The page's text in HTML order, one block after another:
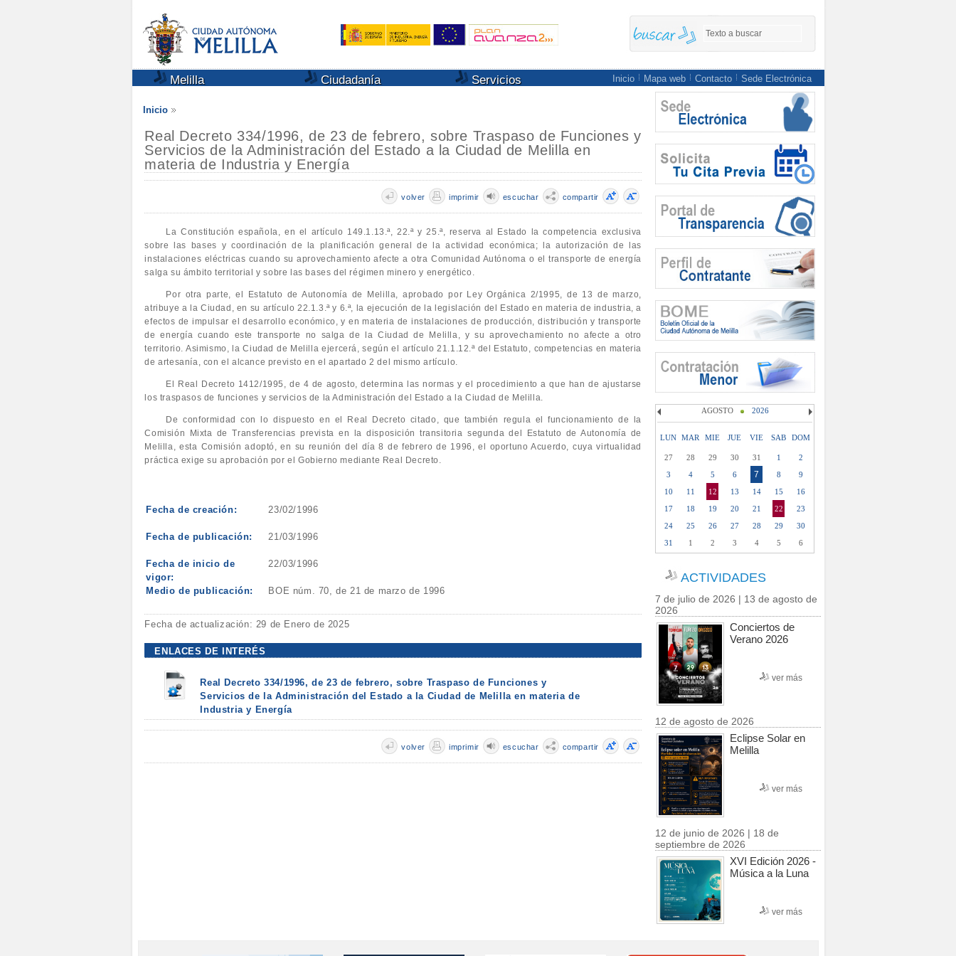
Melilla Ciudadanía Servicios Inicio Mapa web Contacto Sede Electrónica
Inicio
Real Decreto 334/1996, de 23 de febrero, sobre Traspaso de Funciones y
Servicios de la Administración del Estado a la Ciudad de Melilla en
materia de Industria y Energía
compartir
escuchar
imprimir
volver
La Constitución española, en el artículo 149.1.13.ª, 22.ª y 25.ª, reserva al Estado la competencia exclusiva
sobre las bases y coordinación de la planificación general de la actividad económica; la autorización de las
instalaciones eléctricas cuando su aprovechamiento afecte a otra Comunidad Autónoma o el transporte de energía
salga su ámbito territorial y sobre las bases del régimen minero y energético.
Por otra parte, el Estatuto de Autonomía de Melilla, aprobado por Ley Orgánica 2/1995, de 13 de marzo,
atribuye a la Ciudad, en su artículo 22.1.3.ª y 6.ª, la ejecución de la legislación del Estado en materia de industria, a
efectos de impulsar el desarrollo económico, y en materia de instalaciones de producción, distribución y transporte
de energía cuando este transporte no salga de la Ciudad de Melilla, y su aprovechamiento no afecte a otro
territorio. Asimismo, la Ciudad de Melilla ejercerá, según el artículo 21.1.12.ª del Estatuto, competencias en materia
de artesanía, con el alcance previsto en el apartado 2 del mismo artículo.
El Real Decreto 1412/1995, de 4 de agosto, determina las normas y el procedimiento a que han de ajustarse
los traspasos de funciones y servicios de la Administración del Estado a la Ciudad de Melilla.
De conformidad con lo dispuesto en el Real Decreto citado, que también regula el funcionamiento de la
Comisión Mixta de Transferencias prevista en la disposición transitoria segunda del Estatuto de Autonomía de
Melilla, esta Comisión adoptó, en su reunión del día 8 de febrero de 1996, el oportuno Acuerdo, cuya virtualidad
práctica exige su aprobación por el Gobierno mediante Real Decreto.
Fecha de creación: 23/02/1996
Fecha de publicación: 21/03/1996
Fecha de inicio de
vigor:
22/03/1996
Medio de publicación: BOE núm. 70, de 21 de marzo de 1996
Fecha de actualización: 29 de Enero de 2025
ENLACES DE INTERÉS
Real Decreto 334/1996, de 23 de febrero, sobre Traspaso de Funciones y
Servicios de la Administración del Estado a la Ciudad de Melilla en materia de
Industria y Energía
compartir
escuchar
imprimir
volver
AGOSTO 2026
LUN MAR MIE JUE VIE SAB DOM
27 28 29 30 31 1
2
3
4 5 6 7 8
9
10
11 12 13 14 15
16
17
18 19 20 21 22
23
24
25 26 27 28 29
30
31
1 2 3 4 5 6
ACTIVIDADES
7 de julio de 2026 | 13 de agosto de
2026
Conciertos de
Verano 2026
ver más
12 de agosto de 2026
Eclipse Solar en
Melilla
ver más
12 de junio de 2026 | 18 de
septiembre de 2026
XVI Edición 2026 -
Música a la Luna
ver más